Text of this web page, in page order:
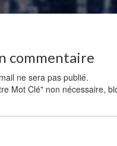
commentaire
ne sera pas publié.
Mot Clé" non nécessaire,